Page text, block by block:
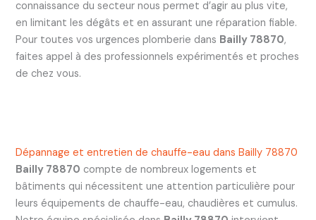
connaissance du secteur nous permet d’agir au plus vite,
en limitant les dégâts et en assurant une réparation fiable.
Pour toutes vos urgences plomberie dans Bailly 78870,
faites appel à des professionnels expérimentés et proches
de chez vous.
Dépannage et entretien de chauffe-eau dans Bailly 78870
Bailly 78870 compte de nombreux logements et
bâtiments qui nécessitent une attention particulière pour
leurs équipements de chauffe-eau, chaudières et cumulus.